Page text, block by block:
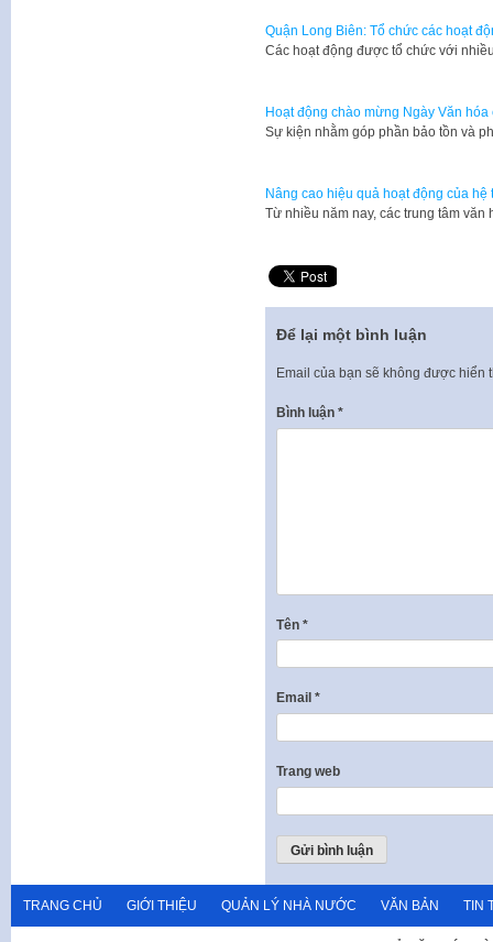
Quận Long Biên: Tổ chức các hoạt
Các hoạt động được tổ chức với
Hoạt động chào mừng Ngày Văn hóa
Sự kiện nhằm góp phần bảo tồn và
Nâng cao hiệu quả hoạt động của hệ
Từ nhiều năm nay, các trung tâm
Để lại một bình luận
Email của bạn sẽ không được hiển
Bình luận *
Tên *
Email *
Trang web
TRANG CHỦ GIỚI THIỆU QUẢN LÝ NHÀ NƯỚC VĂN BẢN TIN